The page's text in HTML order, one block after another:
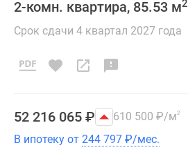
2-комн. квартира, 85.53 м2
Срок сдачи 4 квартал 2027 года
52 216 065 ₽ 610 500 ₽/м2
В ипотеку от 244 797 ₽/мес.